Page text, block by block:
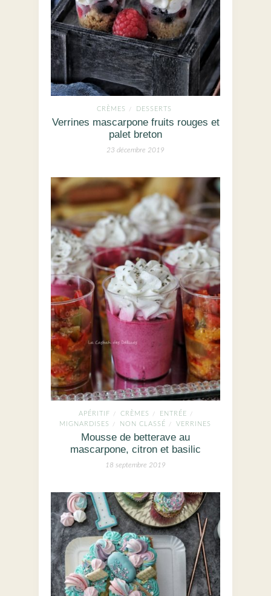
CRÈMES / DESSERTS
Verrines mascarpone fruits rouges et
palet breton
23 décembre 2019
APÉRITIF / CRÈMES / ENTRÉE /
MIGNARDISES / NON CLASSÉ / VERRINES
Mousse de betterave au
mascarpone, citron et basilic
18 septembre 2019